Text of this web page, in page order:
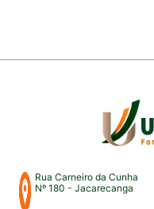
Rua Carneiro da Cunha
Nº 180 - Jacarecanga